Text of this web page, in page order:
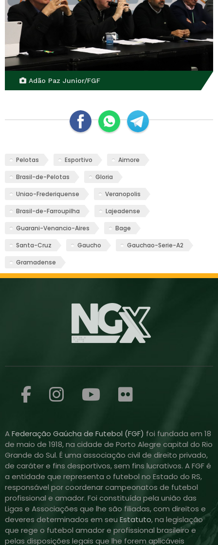
Adão Paz Junior/FGF
Pelotas Esportivo Aimore
Brasil-de-Pelotas Gloria
Uniao-Frederiquense Veranopolis
Brasil-de-Farroupilha Lajeadense
Guarani-Venancio-Aires Bage
Santa-Cruz Gaucho Gauchao-Serie-A2
Gramadense
AFederação Gaúcha de Futebol (FGF) foi fundada em 18
de maio de 1918, na cidade de Porto Alegre capital do Rio
Grande do Sul. É uma associação civil de direito privado,
de caráter e fins desportivos, sem fins lucrativos. A FGF é
a entidade que representa o futebol no Estado do RS,
responsável por coordenar campeonatos de futebol
profissional e amador. Foi constituída pela união das
Ligas e Associações que lhe são filiadas, com direitos e
deveres determinados em seu Estatuto, na legislação
que rege o futebol amador e profissional brasileiro e
pelas disposições legais que lhe forem aplicáveis